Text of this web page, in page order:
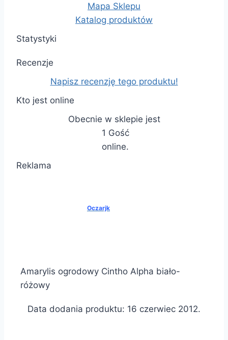
Mapa Sklepu
Katalog produktów
Statystyki
Recenzje
Napisz recenzję tego produktu!
Kto jest online
Obecnie w sklepie jest
1 Gość
online.
Reklama
Oczarjk
Amarylis ogrodowy Cintho Alpha biało-
różowy
Data dodania produktu: 16 czerwiec 2012.